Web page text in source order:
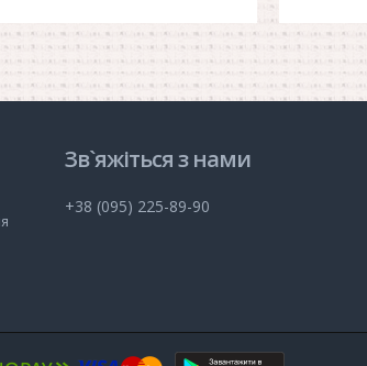
Зв`яжіться з нами
+38 (095) 225-89-90